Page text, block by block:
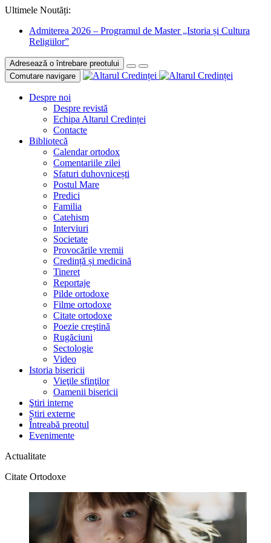
Ultimele Noutăți:
Admiterea 2026 – Programul de Master „Istoria și Cultura
Religiilor”
Adresează o întrebare preotului
Comutare navigare
Despre noi
Despre revistă
Echipa Altarul Credinței
Contacte
Bibliotecă
Calendar ortodox
Comentariile zilei
Sfaturi duhovnicești
Postul Mare
Predici
Familia
Catehism
Interviuri
Societate
Provocările vremii
Credință și medicină
Tineret
Reportaje
Pilde ortodoxe
Filme ortodoxe
Citate ortodoxe
Poezie creştină
Rugăciuni
Sectologie
Video
Istoria bisericii
Vieţile sfinţilor
Oamenii bisericii
Ştiri interne
Știri externe
Întreabă preotul
Evenimente
Actualitate
Citate Ortodoxe